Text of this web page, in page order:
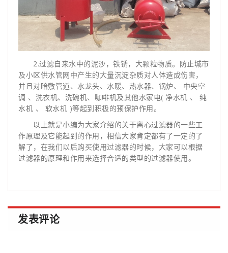
2.过滤自来水中的泥沙，铁锈，大颗粒物质。防止城市
及小区供水管网中产生的大量沉淀杂质对人体造成伤害，
并且对暗敷管道、水龙头、水暖、热水器、锅炉、 中央空
调 、洗衣机、洗碗机、咖啡机及其他水家电( 净水机 、 纯
水机 、 软水机 )等起到积极的预保护作用。
以上就是小编为大家介绍的关于离心过滤器的一些工
作原理及它能起到的作用，相信大家肯定都有了一定的了
解了，在我们以后购买使用过滤器的时候，大家可以根据
过滤器的原理和作用来选择合适的类型的过滤器使用。
发表评论